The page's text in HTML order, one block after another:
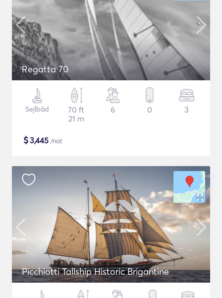
Regatta 70
Sejlbåd
70 ft
21 m
6 0 3
$3,445 /nat
Picchiotti Tallship Historic Brigantine